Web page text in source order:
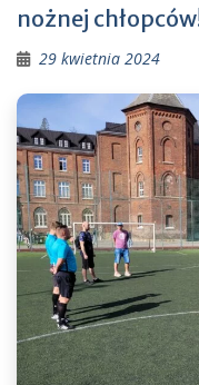
nożnej
29 kwietnia 2024